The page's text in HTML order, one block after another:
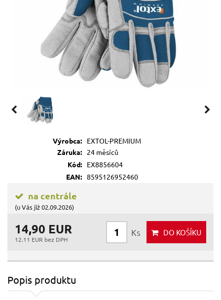
Výrobca:
EXTOL-PREMIUM
Záruka:
24 měsíců
Kód:
EX8856604
EAN: 8595126952460
na centrále
(u Vás již 02.09.2026)
14,90 EUR
12.11 EUR bez DPH
Ks DO KOŠÍKU
Popis produktu